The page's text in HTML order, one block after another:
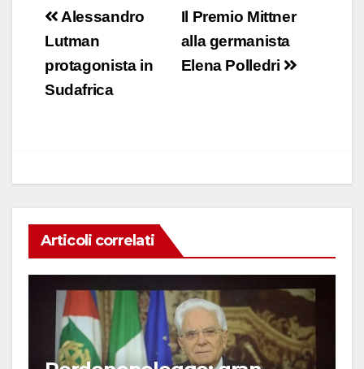
c
e
b
o
at
A
k
e
dI
ail n
di
vi
Navigazione
articoli
Il Premio Mittner
alla germanista
Elena Polledri
Alessandro
Lutman
protagonista in
Sudafrica
Articoli correlati